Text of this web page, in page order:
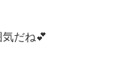
だね💕